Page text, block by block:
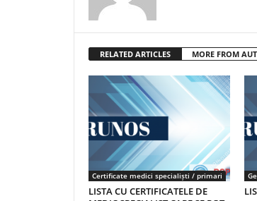
RELATED ARTICLES MORE FROM
Certificate medici specialiști / primari
LISTA CU CERTIFICATELE DE